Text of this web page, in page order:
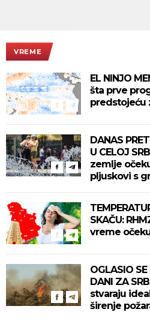
VREME
EL NINJO
šta prve
predstojeću
DANAS
U CELOJ
zemlje
pljuskovi s
SKAČU:
vreme
OGLASIO
DANI ZA
stvaraju
širenje